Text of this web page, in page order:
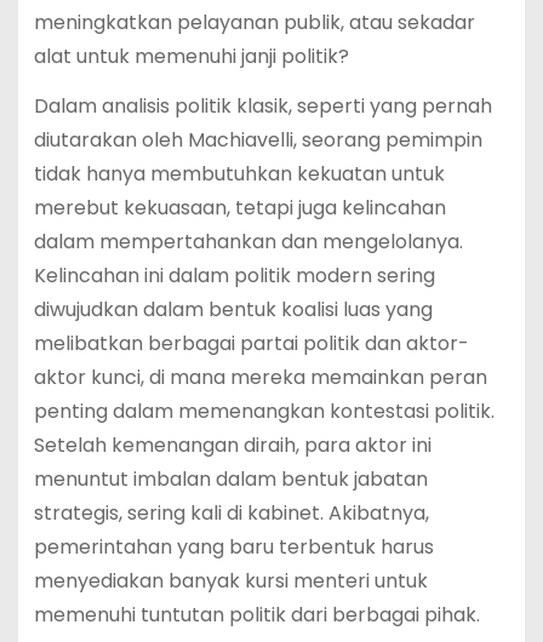
meningkatkan pelayanan publik, atau sekadar
alat untuk memenuhi janji politik?
Dalam analisis politik klasik, seperti yang pernah
diutarakan oleh Machiavelli, seorang pemimpin
tidak hanya membutuhkan kekuatan untuk
merebut kekuasaan, tetapi juga kelincahan
dalam mempertahankan dan mengelolanya.
Kelincahan ini dalam politik modern sering
diwujudkan dalam bentuk koalisi luas yang
melibatkan berbagai partai politik dan aktor-
aktor kunci, di mana mereka memainkan peran
penting dalam memenangkan kontestasi politik.
Setelah kemenangan diraih, para aktor ini
menuntut imbalan dalam bentuk jabatan
strategis, sering kali di kabinet. Akibatnya,
pemerintahan yang baru terbentuk harus
menyediakan banyak kursi menteri untuk
memenuhi tuntutan politik dari berbagai pihak.